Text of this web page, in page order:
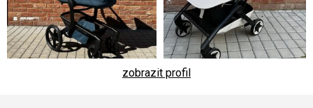
zobrazit profil